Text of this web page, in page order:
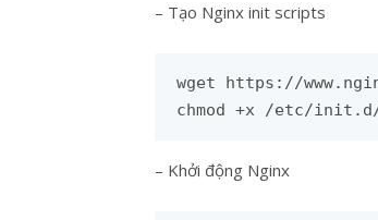
– Tạo Nginx init scripts
wget https://
chmod +x /etc/
– Khởi động Nginx